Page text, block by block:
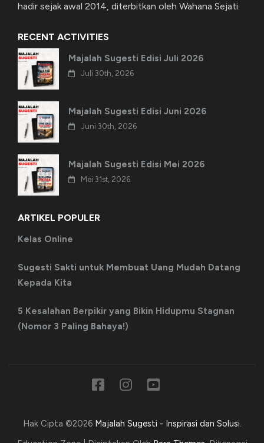
hadir sejak awal 2014, diterbitkan oleh Wahana Sejati.
RECENT ACTIVITIES
Majalah Sugesti Edisi Juli 2026
Juli 30th, 2026
Majalah Sugesti Edisi Juni 2026
Juni 30th, 2026
Majalah Sugesti Edisi Mei 2026
Mei 31st, 2026
ARTIKEL POPULER
Kelas Online
Sugesti Sakti untuk Membuat Uang Mudah Datang
Kepada Kita
5 Kesalahan Berpikir yang Bikin Hidupmu Stagnan
(Nomor 3 Paling Bahaya!)
Hak Cipta ©2026 Majalah Sugesti - Inspirasi dan Solusi.